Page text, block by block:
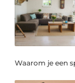
Waarom je een